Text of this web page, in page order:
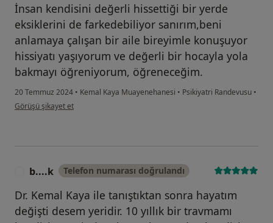
İnsan kendisini değerli hissettiği bir yerde
eksiklerini de farkedebiliyor sanırım,beni
anlamaya çalışan bir aile bireyimle konuşuyor
hissiyatı yaşıyorum ve değerli bir hocayla yola
bakmayı öğreniyorum, öğreneceğim.
20 Temmuz 2024 • Kemal Kaya Muayenehanesi • Psikiyatri Randevusu •
kullanıcının görüşüne göre n.....
Görüşü şikayet et
b....k Telefon numarası doğrulandı
Dr. Kemal Kaya ile tanıştıktan sonra hayatım
değişti desem yeridir. 10 yıllık bir travmamı